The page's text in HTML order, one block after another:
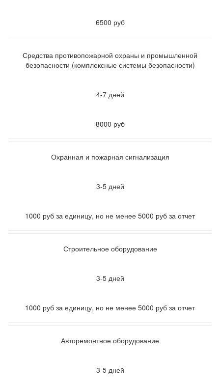
6500 руб
Средства противопожарной охраны и промышленной
безопасности (комплексные системы безопасности)
4-7 дней
8000 руб
Охранная и пожарная сигнализация
3-5 дней
1000 руб за единицу, но не менее 5000 руб за отчет
Строительное оборудование
3-5 дней
1000 руб за единицу, но не менее 5000 руб за отчет
Авторемонтное оборудование
3-5 дней